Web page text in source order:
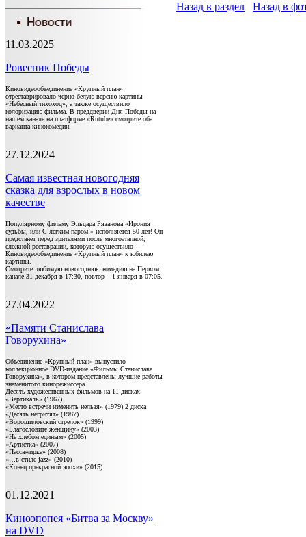
11.03.2025
Ровесник Победы
Киновидеообъединение «Крупный план»
отреставрировало черно-белую версию картины
«Небесный тихоход», а также осуществило
колоризацию фильма. В преддверии Дня Победы на
нашем канале на платформе «Rutube» смотрите оба
варианта кинокомедии.
27.12.2024
Самая известная новогодняя
сказка для взрослых в новом
качестве
Популярному фильму Эльдара Рязанова «Ирония
судьбы, или С легким паром!» исполняется 50 лет! Он
предстанет перед зрителями после многоэтапной,
сложной реставрации, которую осуществило
Киновидеообъединение «Крупный план» к юбилею
картины.
Смотрите любимую новогоднюю комедию на Первом
канале 31 декабря в 17:30, повтор – 1 января в 07:05.
27.04.2022
«Памяти Станислава
Говорухина»
Объединение «Крупный план» выпустило
коллекционное DVD-издание «Фильмы Станислава
Говорухина», в котором представлены лучшие работы
знаменитого кинорежиссера.
Десять художественных фильмов на 11 дисках:
«Вертикаль» (1967)
«Место встречи изменить нельзя» (1979) 2 диска
«Десять негритят» (1987)
«Ворошиловский стрелок» (1999)
«Благословите женщину» (2003)
«Не хлебом единым» (2005)
«Артистка» (2007)
«Пассажирка» (2008)
«…в стиле jazz» (2010)
«Конец прекрасной эпохи» (2015)
01.12.2021
Киноэпопея «Битва за Москву»
на DVD
Назад в раздел
Назад в